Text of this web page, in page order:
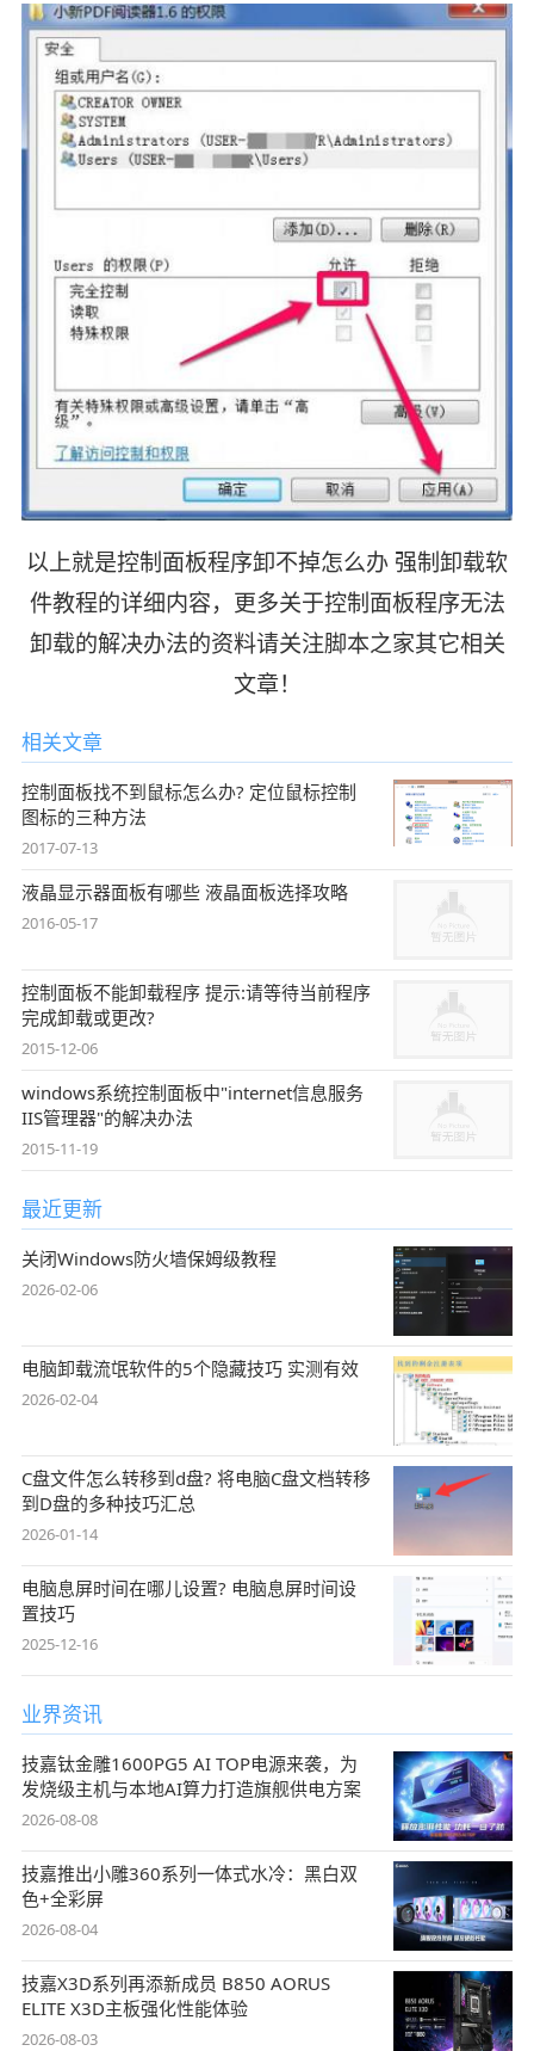
以上就是控制面板程序卸不掉怎么办 强制卸载软
件教程的详细内容，更多关于控制面板程序无法
卸载的解决办法的资料请关注脚本之家其它相关
文章！
相关文章
控制面板找不到鼠标怎么办? 定位鼠标控制
图标的三种方法
2017-07-13
液晶显示器面板有哪些 液晶面板选择攻略
2016-05-17
控制面板不能卸载程序 提示:请等待当前程序
完成卸载或更改?
2015-12-06
windows系统控制面板中"internet信息服务
IIS管理器"的解决办法
2015-11-19
最近更新
关闭Windows防火墙保姆级教程
2026-02-06
电脑卸载流氓软件的5个隐藏技巧 实测有效
2026-02-04
C盘文件怎么转移到d盘? 将电脑C盘文档转移
到D盘的多种技巧汇总
2026-01-14
电脑息屏时间在哪儿设置? 电脑息屏时间设
置技巧
2025-12-16
业界资讯
技嘉钛金雕1600PG5 AI TOP电源来袭，为
发烧级主机与本地AI算力打造旗舰供电方案
2026-08-08
技嘉推出小雕360系列一体式水冷：黑白双
色+全彩屏
2026-08-04
技嘉X3D系列再添新成员 B850 AORUS
ELITE X3D主板强化性能体验
2026-08-03